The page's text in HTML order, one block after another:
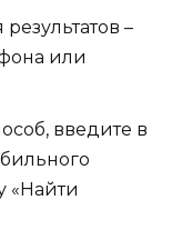
–
или
введите в
«Найти